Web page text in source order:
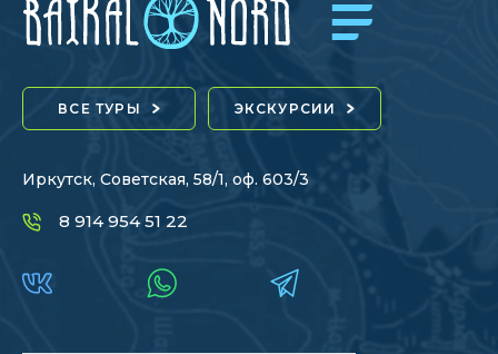
ВСЕ ТУРЫ ЭКСКУРСИИ
Иркутск, Советская, 58/1, оф. 603/3
8 914 954 51 22